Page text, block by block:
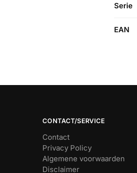
Serie
EAN
CONTACT/SERVICE
Contact
Privacy Policy
Algemene voorwaarden
Disclaimer